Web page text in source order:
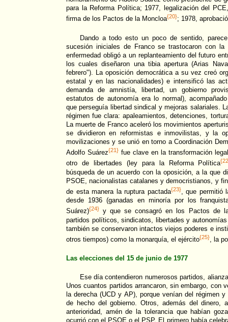
para la Reforma Política; 1977, legalización del
firma de los Pactos de la Moncloa{20}; 1978,
Dando a todo esto un poco de sentido,
sucesión iniciales de Franco se trastocaron con
enfermedad obligó a un replanteamiento del futuro
los cuales diseñaron una tibia apertura (Arias
febrero"). La oposición democrática a su vez creó
estatal y en las nacionalidades) e intensificó las
demanda de amnistía, libertad, un gobierno
estatutos de autonomía era lo normal),
que perseguía libertad sindical y mejoras salariales.
régimen fue clara: apaleamientos, detenciones,
La muerte de Franco aceleró los movimientos
se dividieron en reformistas e inmovilistas, y la
movilizaciones y se unió en torno a Coordinación
Adolfo Suárez{21} fue clave en la transformación
otro de libertades (ley para la Reforma Política
búsqueda de un acuerdo con la oposición, a la que
PSOE, nacionalistas catalanes y democristianos, y
de esta manera la ruptura pactada{23}, que permitió
desde 1936 (ganadas en minoría por los
Suárez){24} y que se consagró en los Pactos de
partidos políticos, sindicatos, libertades y
también se conservaron intactos viejos poderes e
otros tiempos) como la monarquía, el ejército{25} , la
Las elecciones del 15 de junio de 1977
Ese día contendieron numerosos partidos,
Unos cuantos partidos arrancaron, sin embargo, con
la derecha (UCD y AP), porque venían del régimen
de hecho del gobierno. Otros, además del dinero,
anterioridad, amén de la tolerancia que habían
ocurrió con el PSOE o el PSP. El primero había